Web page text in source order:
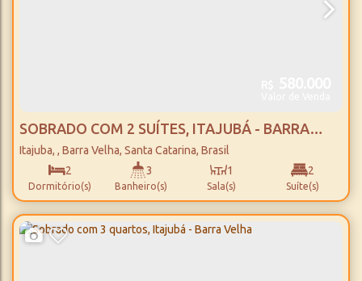
SOBRADO COM 2 SUÍTES, ITAJUBÁ - BARRA
VELHA
Itajuba , Barra Velha, Santa Catarina, Brasil
2
Dormitório(s)
3
Banheiro(s)
1
Sala(s)
2
Suíte(s)
Total:
80m² 1
Vaga(s)
400m
Distância do Mar